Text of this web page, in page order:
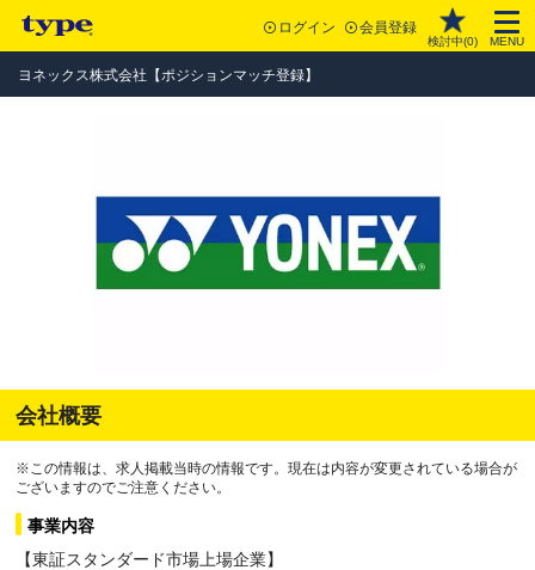
ログイン 会員登録
検討中(0) MENU
ヨネックス株式会社【ポジションマッチ登録】
会社概要
※この情報は、求人掲載当時の情報です。現在は内容が変更されている場合が
ございますのでご注意ください。
事業内容
【東証スタンダード市場上場企業】